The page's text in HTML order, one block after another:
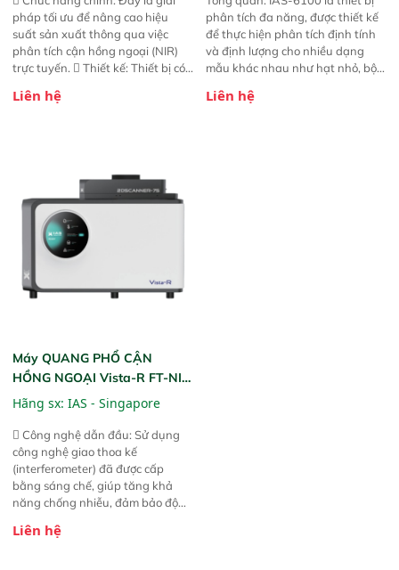
pháp tối ưu để nâng cao hiệu
suất sản xuất thông qua việc
phân tích cận hồng ngoại (NIR)
trực tuyến.  Thiết kế: Thiết bị có
hỗ trợ tản nhiệt tăng cường và đã
liệu để tăng chỉ số ROI cho doanh
nghiệp.
Liên hệ
phân tích đa năng, được thiết kế
để thực hiện phân tích định tính
và định lượng cho nhiều dạng
mẫu khác nhau như hạt nhỏ, bột,
này cho phép bất kỳ ai cũng có
Liên hệ
Máy QUANG PHỔ CẬN
HỒNG NGOẠI Vista-R FT-NIR
(Vista-R FT-NIR Analyzer)
Hãng sx: IAS - Singapore
 Công nghệ dẫn đầu: Sử dụng
công nghệ giao thoa kế
(interferometer) đã được cấp
bằng sáng chế, giúp tăng khả
năng chống nhiễu, đảm bảo độ
Phạm vi ứng dụng rộng: Đáp ứng
Liên hệ